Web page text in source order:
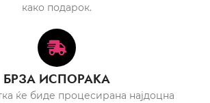
како подарок.
БРЗА ИСПОРАКА
ќе биде процесирана најдоцна